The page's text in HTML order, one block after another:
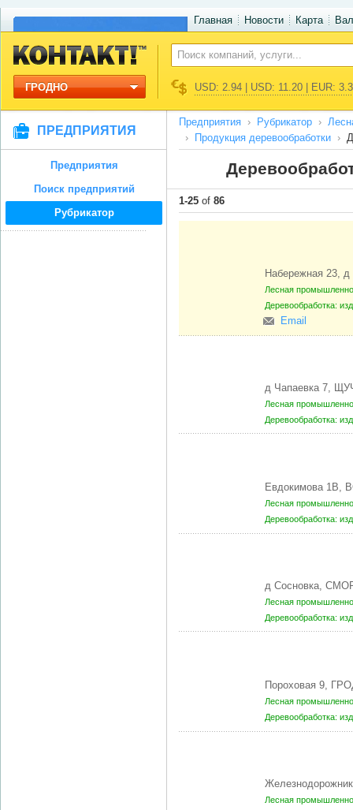
Главная Новости Карта
ГРОДНО USD: 2.94 | USD: 11.20 | EUR:
ПРЕДПРИЯТИЯ
Предприятия
Поиск предприятий
Рубрикатор
Предприятия Рубрикатор
Продукция деревообработки
1-25 of 86
Набережная 23,
Лесная
Деревообработка:
Email
д Чапаевка 7,
Лесная
Деревообработка:
Евдокимова 1В,
Лесная
Деревообработка:
д Сосновка,
Лесная
Деревообработка:
Пороховая 9,
Лесная
Деревообработка:
Лесная